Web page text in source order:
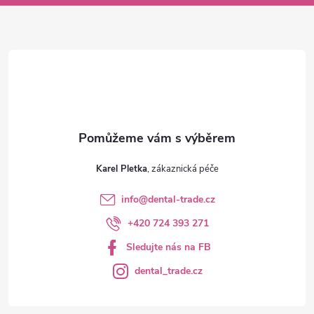
Karel Pletka
info@dental-trade.cz
+420 724 393 271
Sledujte nás na FB
dental_trade.cz